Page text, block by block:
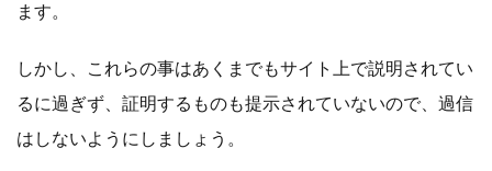
ます。
しかし、これらの事はあくまでもサイト上で説明されてい
るに過ぎず、証明するものも提示されていないので、過信
はしないようにしましょう。